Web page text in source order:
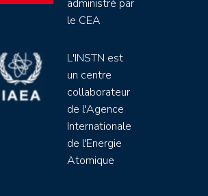
administré par
le CEA
L'INSTN est
un centre
collaborateur
de l'Agence
Internationale
de l'Energie
Atomique